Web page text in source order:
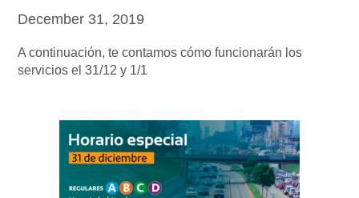
December 31, 2019
A continuación, te contamos cómo funcionarán los
servicios el 31/12 y 1/1